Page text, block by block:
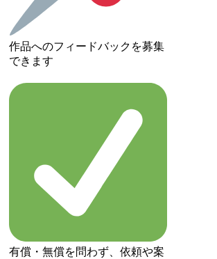
作品へのフィードバックを募集
できます
有償・無償を問わず、依頼や案